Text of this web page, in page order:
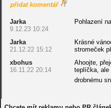
přidat komentář
Jarka
9.12.23 10:24
Pohlazení
Jarka
21.12.22 15:12
Krásné
stromeček
xbohus
16.11.22 20:14
Ahoojte,
teplíčka, ale
drobnému